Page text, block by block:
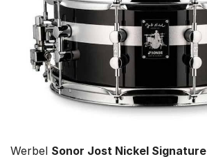
Werbel Sonor Jost Nickel Signature